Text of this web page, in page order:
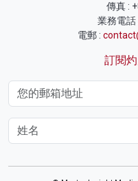
傳真 :
業務電話
電郵 :
訂閱